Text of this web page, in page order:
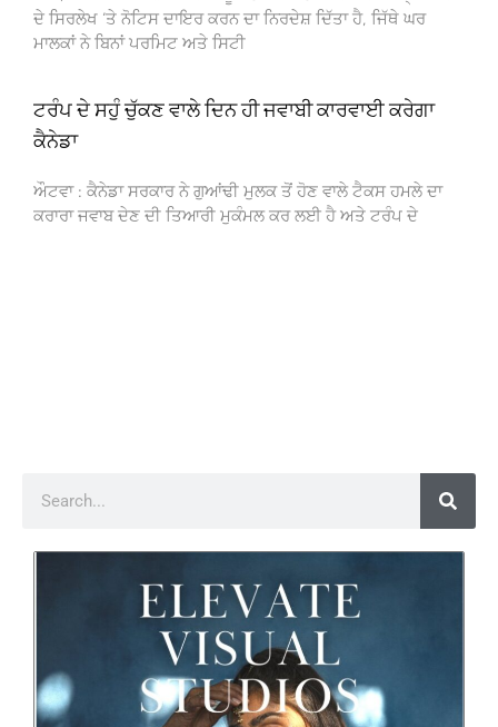
ਦੇ ਸਿਰਲੇਖ ‘ਤੇ ਨੋਟਿਸ ਦਾਇਰ ਕਰਨ ਦਾ ਨਿਰਦੇਸ਼ ਦਿੱਤਾ ਹੈ, ਜਿੱਥੇ ਘਰ
ਮਾਲਕਾਂ ਨੇ ਬਿਨਾਂ ਪਰਮਿਟ ਅਤੇ ਸਿਟੀ
ਟਰੰਪ ਦੇ ਸਹੁੰ ਚੁੱਕਣ ਵਾਲੇ ਦਿਨ ਹੀ ਜਵਾਬੀ ਕਾਰਵਾਈ ਕਰੇਗਾ
ਕੈਨੇਡਾ
ਔਟਵਾ : ਕੈਨੇਡਾ ਸਰਕਾਰ ਨੇ ਗੁਆਂਢੀ ਮੁਲਕ ਤੋਂ ਹੋਣ ਵਾਲੇ ਟੈਕਸ ਹਮਲੇ ਦਾ
ਕਰਾਰਾ ਜਵਾਬ ਦੇਣ ਦੀ ਤਿਆਰੀ ਮੁਕੰਮਲ ਕਰ ਲਈ ਹੈ ਅਤੇ ਟਰੰਪ ਦੇ